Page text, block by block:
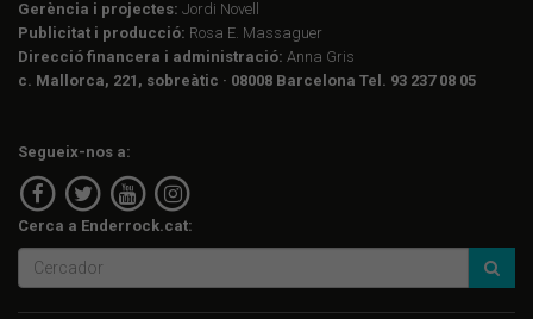
Gerència i projectes: Jordi Novell
Publicitat i producció: Rosa E. Massaguer
Direcció financera i administració: Anna Gris
c. Mallorca, 221, sobreàtic · 08008 Barcelona Tel. 93 237 08 05
Segueix-nos a:
Cerca a Enderrock.cat: